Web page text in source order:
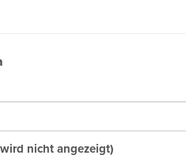
nicht angezeigt)